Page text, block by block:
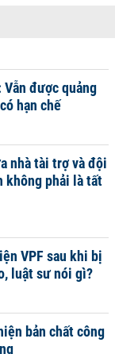
Vẫn được quảng
hạn chế
nhà tài trợ và đội
không phải là tất
VPF sau khi bị
luật sư nói gì?
bản chất công